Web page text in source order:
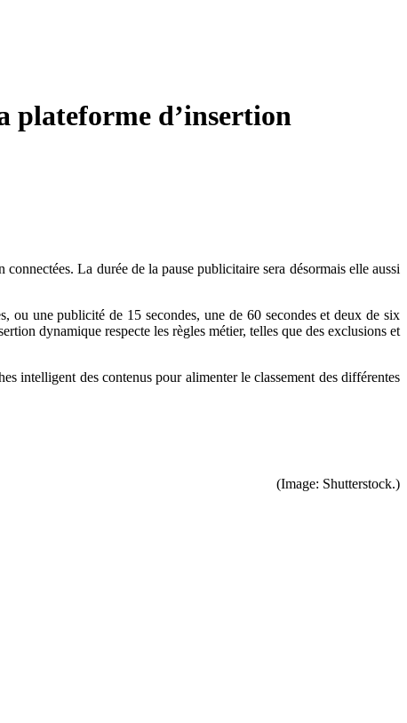
plateforme d’insertion
La durée de la pause publicitaire sera désormais elle aussi
ou une publicité de 15 secondes, une de 60 secondes et deux de six
dynamique respecte les règles métier, telles que des exclusions et
intelligent des contenus pour alimenter le classement des différentes
(Image: Shutterstock.)